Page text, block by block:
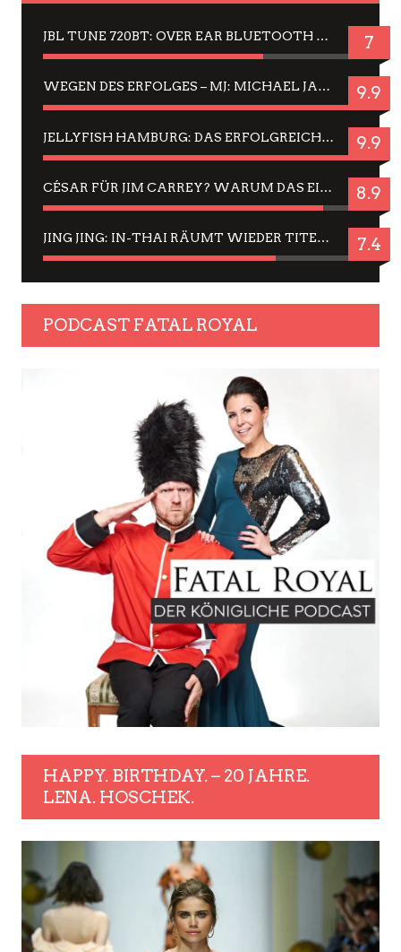
JBL TUNE 720BT: OVER EAR BLUETOOTH KOPFHÖRER UM DIE 50,-€ IM DAUER-TEST 7
WEGEN DES ERFOLGES – MJ: MICHAEL JACKSON MUSICAL IN EINER MATINEE SEHEN 9.9
JELLYFISH HAMBURG: DAS ERFOLGREICHE SOMMER-MENÜ 2025 IN GEFÜHLEN UND BILDERN 9.9
CÉSAR FÜR JIM CARREY? WARUM DAS EINER DER NERVIGSTEN ACTORS IST UND BLEIBT 8.9
JING JING: IN-THAI RÄUMT WIEDER TITEL AB – EIN ZWEI-STUNDEN-ERLEBNISBERICHT 7.4
PODCAST FATAL ROYAL
HAPPY. BIRTHDAY. – 20 JAHRE.
LENA. HOSCHEK.